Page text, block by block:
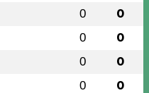
0 0
0 0
0 0
0 0